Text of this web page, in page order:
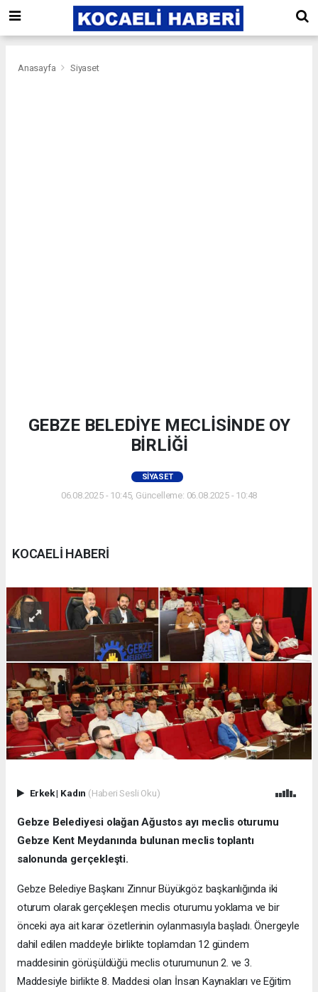
Anasayfa Siyaset
GEBZE BELEDİYE MECLİSİNDE OY
BİRLİĞİ
SIYASET
06.08.2025 - 10:45, Güncelleme: 06.08.2025 - 10:48
KOCAELİ HABERİ
Erkek| Kadın (Haberi Sesli Oku)
Gebze Belediyesi olağan Ağustos ayı meclis oturumu
Gebze Kent Meydanında bulunan meclis toplantı
salonunda gerçekleşti.
Gebze Belediye Başkanı Zinnur Büyükgöz başkanlığında iki
oturum olarak gerçekleşen meclis oturumu yoklama ve bir
önceki aya ait karar özetlerinin oylanmasıyla başladı. Önergeyle
dahil edilen maddeyle birlikte toplamdan 12 gündem
maddesinin görüşüldüğü meclis oturumunun 2. ve 3.
Maddesiyle birlikte 8. Maddesi olan İnsan Kaynakları ve Eğitim